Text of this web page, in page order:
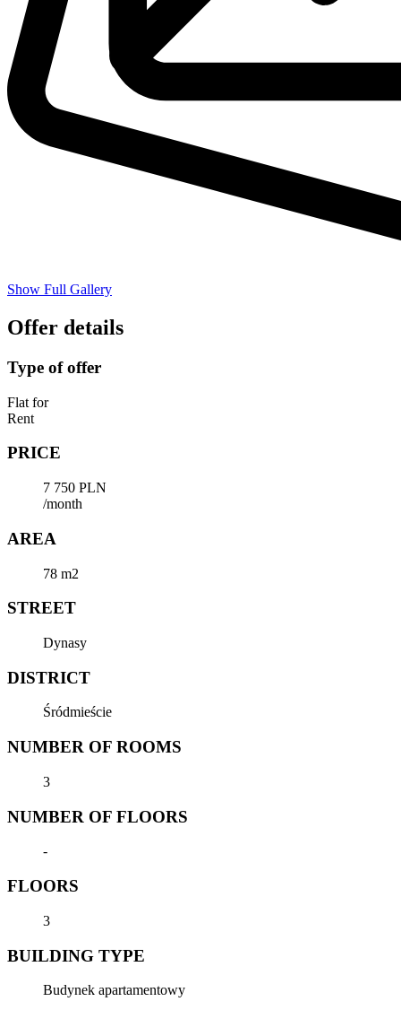
Show Full Gallery
Offer details
Type of offer
Flat for
Rent
PRICE
7 750 PLN
/month
AREA
78 m2
STREET
Dynasy
DISTRICT
Śródmieście
NUMBER OF ROOMS
3
NUMBER OF FLOORS
-
FLOORS
3
BUILDING TYPE
Budynek apartamentowy